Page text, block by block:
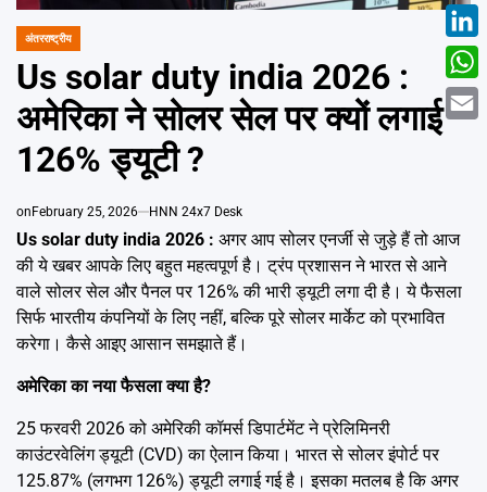
POSTED
अंतरराष्ट्रीय
Us solar duty india 2026 :
अमेरिका ने सोलर सेल पर क्यों लगाई
126% ड्यूटी ?
onFebruary 25, 2026 HNN 24x7 Desk
Us solar duty india 2026 : अगर आप सोलर एनर्जी से जुड़े हैं तो आज
की ये खबर आपके लिए बहुत महत्वपूर्ण है। ट्रंप प्रशासन ने भारत से आने
वाले सोलर सेल और पैनल पर 126% की भारी ड्यूटी लगा दी है। ये फैसला
सिर्फ भारतीय कंपनियों के लिए नहीं, बल्कि पूरे सोलर मार्केट को प्रभावित
करेगा। कैसे आइए आसान समझाते हैं।
अमेरिका का नया फैसला क्या है?
25 फरवरी 2026 को अमेरिकी कॉमर्स डिपार्टमेंट ने प्रेलिमिनरी
काउंटरवेलिंग ड्यूटी (CVD) का ऐलान किया। भारत से सोलर इंपोर्ट पर
125.87% (लगभग 126%) ड्यूटी लगाई गई है। इसका मतलब है कि अगर
X